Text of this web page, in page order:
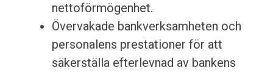
nettoförmögenhet.
Övervakade bankverksamheten och
personalens prestationer för att
säkerställa efterlevnad av bankens